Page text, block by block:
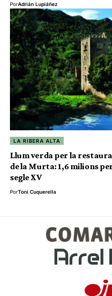
PorAdrián Lupiáñez
LA RIBERA ALTA
Llum verda per la
de la Murta: 1,6 milions
segle XV
PorToni Cuquerella